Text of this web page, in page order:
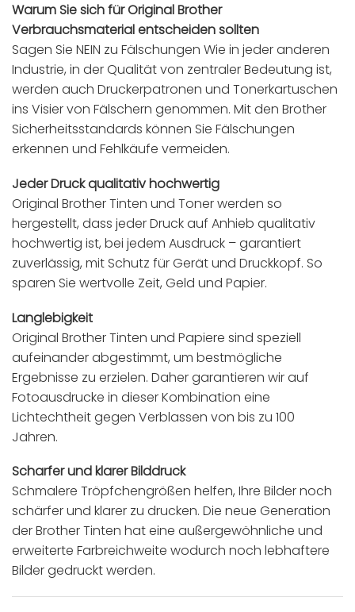
Warum Sie sich für Original Brother
Verbrauchsmaterial entscheiden sollten
Sagen Sie NEIN zu Fälschungen Wie in jeder anderen
Industrie, in der Qualität von zentraler Bedeutung ist,
werden auch Druckerpatronen und Tonerkartuschen
ins Visier von Fälschern genommen. Mit den Brother
Sicherheitsstandards können Sie Fälschungen
erkennen und Fehlkäufe vermeiden.
Jeder Druck qualitativ hochwertig
Original Brother Tinten und Toner werden so
hergestellt, dass jeder Druck auf Anhieb qualitativ
hochwertig ist, bei jedem Ausdruck – garantiert
zuverlässig, mit Schutz für Gerät und Druckkopf. So
sparen Sie wertvolle Zeit, Geld und Papier.
Langlebigkeit
Original Brother Tinten und Papiere sind speziell
aufeinander abgestimmt, um bestmögliche
Ergebnisse zu erzielen. Daher garantieren wir auf
Fotoausdrucke in dieser Kombination eine
Lichtechtheit gegen Verblassen von bis zu 100
Jahren.
Scharfer und klarer Bilddruck
Schmalere Tröpfchengrößen helfen, Ihre Bilder noch
schärfer und klarer zu drucken. Die neue Generation
der Brother Tinten hat eine außergewöhnliche und
erweiterte Farbreichweite wodurch noch lebhaftere
Bilder gedruckt werden.